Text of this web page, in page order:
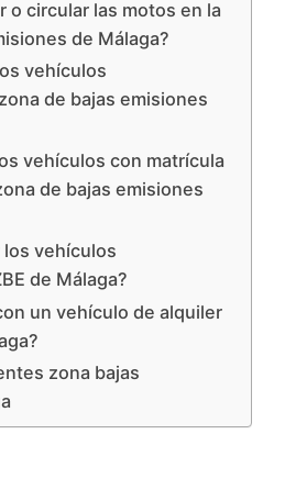
o circular las motos en la
de Málaga?
vehículos
de bajas emisiones
vehículos con matrícula
de bajas emisiones
los vehículos
de Málaga?
un vehículo de alquiler
zona bajas